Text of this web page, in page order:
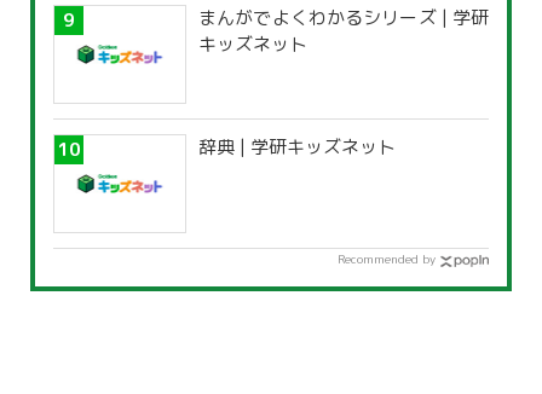
まんがでよくわかるシリーズ | 学研
キッズネット
辞典 | 学研キッズネット
Recommended by